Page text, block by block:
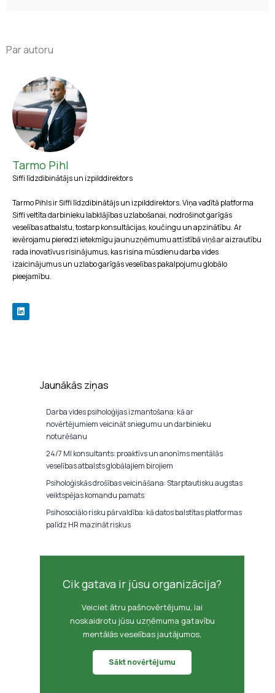
Par autoru
Tarmo Pihl
Siffi līdzdibinātājs un izpilddirektors
Tarmo Pihls ir Siffi līdzdibinātājs un izpilddirektors. Viņa vadītā platforma
Siffi veltīta darbinieku labklājības uzlabošanai, nodrošinot garīgās
veselības atbalstu, tostarp konsultācijas, koučingu un apzinātību. Ar
ievērojamu pieredzi ietekmīgu jaunuzņēmumu attīstībā viņš ar aizrautību
rada inovatīvus risinājumus, kas risina mūsdienu darba vides
izaicinājumus un uzlabo garīgās veselības pakalpojumu globālo
pieejamību.
Jaunākās ziņas
Darba vides psiholoģijas izmantošana: kā ar
novērtējumiem veicināt sniegumu un darbinieku
noturēšanu
24/7 MI konsultants: proaktīvs un anonīms mentālās
veselības atbalsts globālajiem birojiem
Psiholoģiskās drošības veicināšana: Starptautisku augstas
veiktspējas komandu pamats
Psihosociālo risku pārvaldība: kā datos balstītas platformas
palīdz HR mazināt riskus
Cik gatava ir jūsu organizācija?
Veiciet ātru pašnovērtējumu, lai
noskaidrotu jūsu uzņēmuma gatavību
mentālās veselības jautājumos,
Sākt novērtējumu